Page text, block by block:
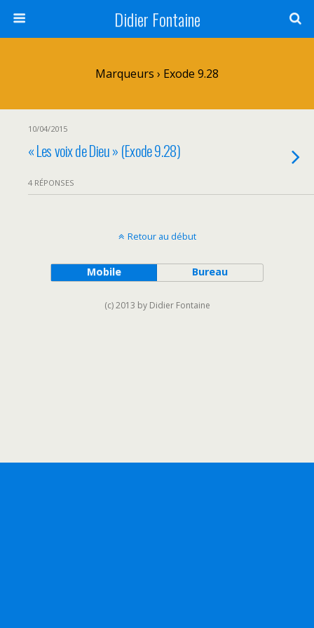
Didier Fontaine
Marqueurs › Exode 9.28
10/04/2015
« Les voix de Dieu » (Exode 9.28)
4 RÉPONSES
Retour au début
Mobile Bureau
(c) 2013 by Didier Fontaine